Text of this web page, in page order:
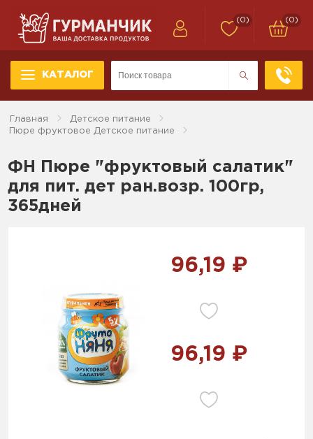
КАТАЛОГ
(0) (0)
Главная
Детское питание
Пюре фруктовое Детское питание
ФН Пюре "фруктовый салатик"
для пит. дет ран.возр. 100гр,
365дней
96,19 ₽
96,19 ₽